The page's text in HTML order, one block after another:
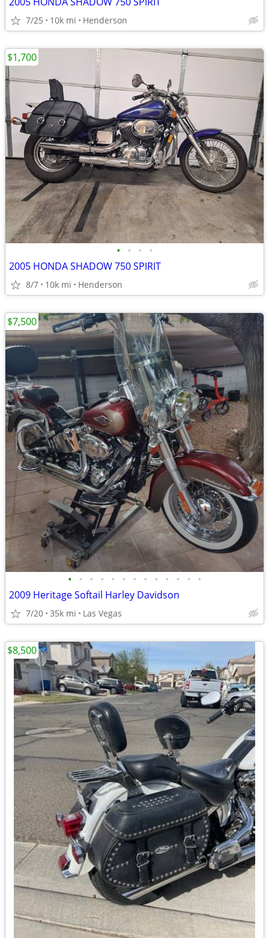
7/25 10k mi Henderson
• • • •
2005 HONDA SHADOW 750 SPIRIT
8/7 10k mi Henderson
$1,700
• • • • • • • • • • • • •
2009 Heritage Softail Harley Davidson
7/20 35k mi Las Vegas
$7,500
$8,500